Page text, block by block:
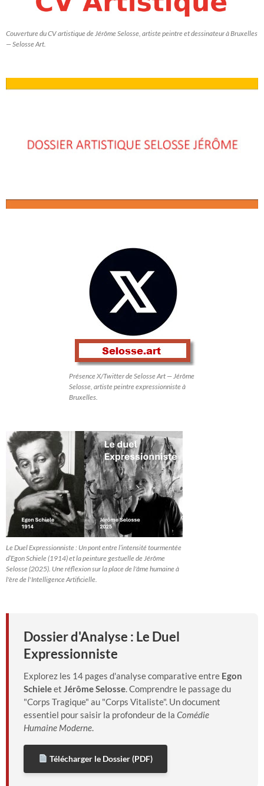
Couverture du CV artistique de Jérôme Selosse, artiste peintre et dessinateur à Bruxelles
— Selosse Art.
Présence X/Twitter de Selosse Art — Jérôme
Selosse, artiste peintre expressionniste à
Bruxelles.
Le Duel Expressionniste : Un pont entre l’intensité tourmentée
d’Egon Schiele (1914) et la peinture gestuelle de Jérôme
Selosse (2025). Une réflexion sur la place de l'âme humaine à
l'ère de l'Intelligence Artificielle.
Dossier d'Analyse : Le Duel
Expressionniste
Explorez les 14 pages d'analyse comparative entre Egon
Schieleet Jérôme Selosse. Comprendre le passage du
"Corps Tragique" au "Corps Vitaliste". Un document
essentiel pour saisir la profondeur de la Comédie
Humaine Moderne.
Télécharger le Dossier (PDF)